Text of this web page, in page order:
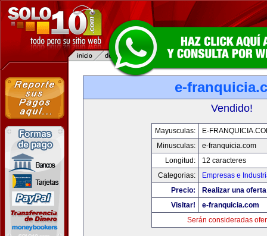
e-
Vendido!
Mayusculas:
E-
Minusculas:
e-franquicia.com
Longitud:
12 caracteres
Categorias:
Empresas e
Precio:
Realizar una
Visitar!
e-franquicia.com
Serán consideradas